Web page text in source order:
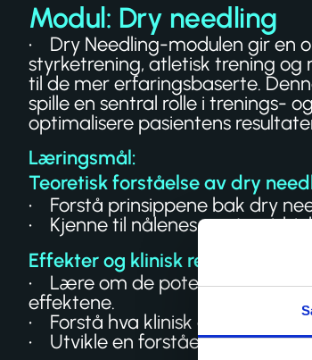
Modul: Dry needling
• Dry Needling-modulen gir en
styrketrening, atletisk trening
til de mer erfaringsbaserte.
spille en sentral rolle i trenings-
optimalisere pasientens
Læringsmål:
Teoretisk forståelse av dry
• Forstå prinsippene bak dry
• Kjenne til nålenes anatomi,
Effekter og klinisk relevans:
• Lære om de potensielle
effektene.
• Forstå hva klinisk erfaring
• Utvikle en forståelse av